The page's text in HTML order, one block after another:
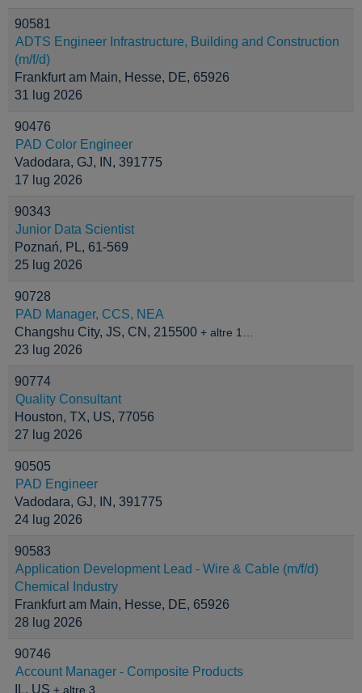
90581
ADTS Engineer Infrastructure, Building and Construction
(m/f/d)
Frankfurt am Main, Hesse, DE, 65926
31 lug 2026
90476
PAD Color Engineer
Vadodara, GJ, IN, 391775
17 lug 2026
90343
Junior Data Scientist
Poznań, PL, 61-569
25 lug 2026
90728
PAD Manager, CCS, NEA
Changshu City, JS, CN, 215500 + altre 1…
23 lug 2026
90774
Quality Consultant
Houston, TX, US, 77056
27 lug 2026
90505
PAD Engineer
Vadodara, GJ, IN, 391775
24 lug 2026
90583
Application Development Lead - Wire & Cable (m/f/d)
Chemical Industry
Frankfurt am Main, Hesse, DE, 65926
28 lug 2026
90746
Account Manager - Composite Products
IL, US + altre 3…